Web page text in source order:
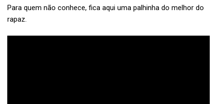
Para quem não conhece, fica aqui uma palhinha do melhor do
rapaz.